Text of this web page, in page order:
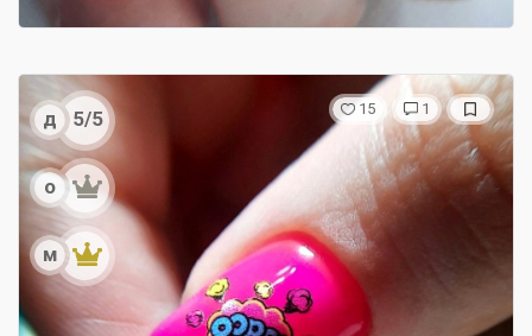
д 5/5
о
м
15 1